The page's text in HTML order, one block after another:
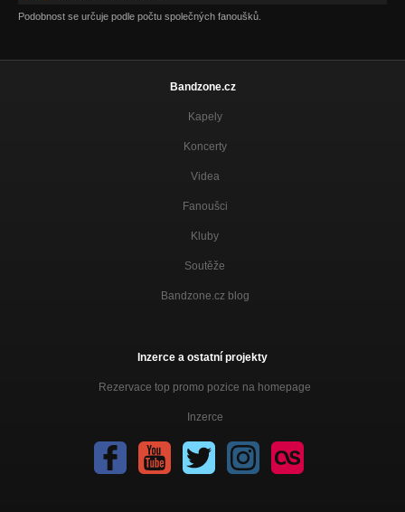
Podobnost se určuje podle počtu společných fanoušků.
Bandzone.cz
Kapely
Koncerty
Videa
Fanoušci
Kluby
Soutěže
Bandzone.cz blog
Inzerce a ostatní projekty
Rezervace top promo pozice na homepage
Inzerce